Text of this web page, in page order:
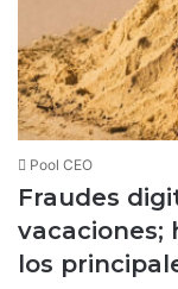
Pool CEO
Fraudes
vacaciones;
los